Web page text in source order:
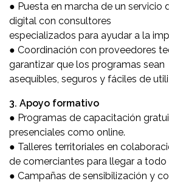
● Puesta en marcha de un servicio
digital con consultores
especializados para ayudar a la
● Coordinación con proveedores
garantizar que los programas sean
asequibles, seguros y fáciles de
3. Apoyo formativo
● Programas de capacitación
presenciales como online.
● Talleres territoriales en
de comerciantes para llegar a todo
● Campañas de sensibilización y